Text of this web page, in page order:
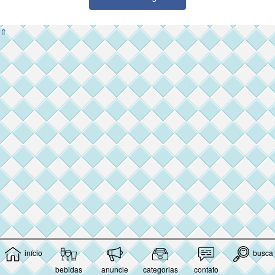
início
bebidas
anuncie categorias contato
busca
⇑